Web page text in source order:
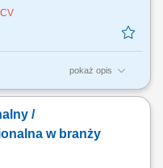
pokaż opis
Klientów oraz
relacji biznesowych.
– od pierwszego
/
w branży